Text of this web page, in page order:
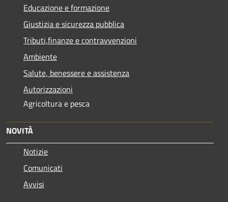
Educazione e formazione
Giustizia e sicurezza pubblica
Tributi,finanze e contravvenzioni
Ambiente
Salute, benessere e assistenza
Autorizzazioni
Agricoltura e pesca
NOVITÀ
Notizie
Comunicati
Avvisi